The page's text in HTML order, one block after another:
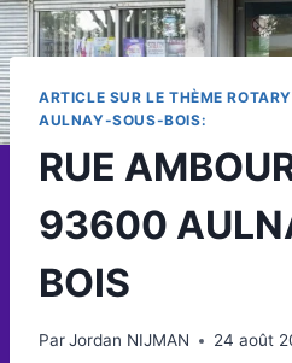
ARTICLE SUR LE THÈME
AULNAY-SOUS-BOIS:
RUE
93600
BOIS
ParJordan NIJMAN 24 août